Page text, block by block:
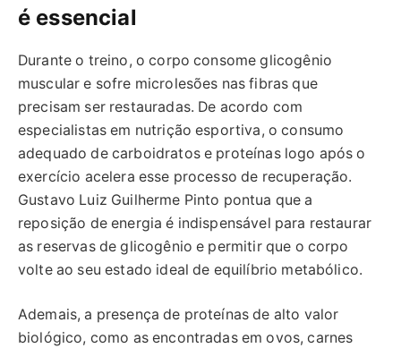
é essencial
Durante o treino, o corpo consome glicogênio
muscular e sofre microlesões nas fibras que
precisam ser restauradas. De acordo com
especialistas em nutrição esportiva, o consumo
adequado de carboidratos e proteínas logo após o
exercício acelera esse processo de recuperação.
Gustavo Luiz Guilherme Pinto pontua que a
reposição de energia é indispensável para restaurar
as reservas de glicogênio e permitir que o corpo
volte ao seu estado ideal de equilíbrio metabólico.
Ademais, a presença de proteínas de alto valor
biológico, como as encontradas em ovos, carnes